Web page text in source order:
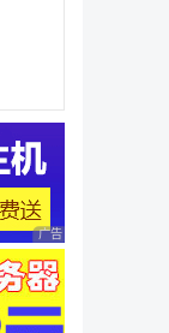
广告 商业广告，理性